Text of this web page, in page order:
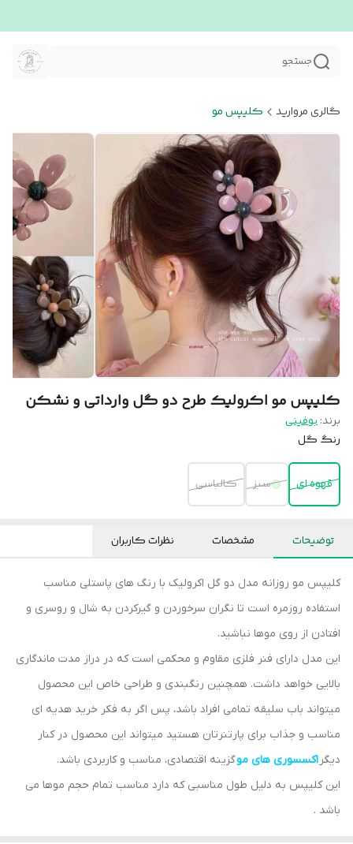
جستجو
گالری مروارید کلیپس مو
کلیپس مو اکرولیک طرح دو گل وارداتی و نشکن
برند:بوفینی
رنگ گل
قهوه ای سبز کالباسی
توضیحات مشخصات نظرات کاربران
کلیپس مو روزانه مدل دو گل اکرولیک با رنگ های پاستلی مناسب
استفاده روزمره است تا نگران سرخوردن و گیرکردن به شال و روسری و
افتادن از روی موها نباشید.
این مدل دارای فنر فلزی مقاوم و محکمی است که در دراز مدت ماندگاری
بالایی خواهد داشت. همچنین رنگبندی و طراحی خاص این محصول
میتواند باب سلیقه تمامی افراد باشد، پس اگر به فکر خرید هدیه ای
مناسب و جذاب برای پارتنرتان هستید میتواند این محصول در کنار
دیگراکسسوری های موگزینه اقتصادی، مناسب و کاربردی باشد.
این کلیپس به دلیل طول مناسبی که دارد مناسب تمام حجم موها می
باشد .